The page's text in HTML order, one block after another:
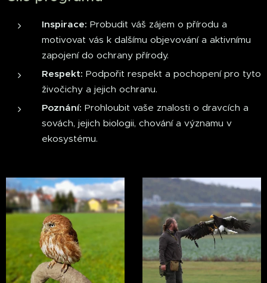
Inspirace: Probudit váš zájem o přírodu a
motivovat vás k dalšímu objevování a aktivnímu
zapojení do ochrany přírody.
Respekt: Podpořit respekt a pochopení pro tyto
živočichy a jejich ochranu.
Poznání: Prohloubit vaše znalosti o dravcích a
sovách, jejich biologii, chování a významu v
ekosystému.